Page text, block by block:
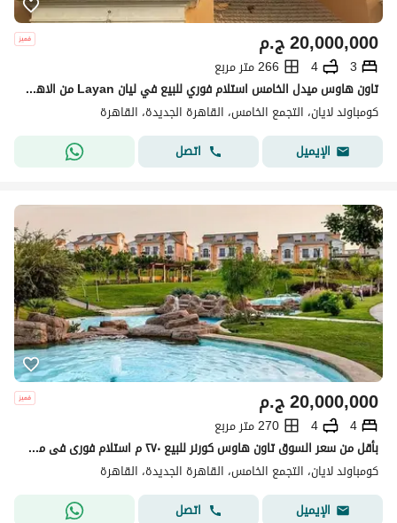
ج.م20,000,000
3
4
266 متر مربع
تاون هاوس ميدل الخامس استلام فوري للبيع في ليان Layan من الاهلي صبور تشطيب كامل موقع مميز في قلب التجمع القاهرة الجديدة
كومباوند لايان، التجمع الخامس، القاهرة الجديدة، القاهرة
الإيميل
اتصل
ج.م20,000,000
4
4
270 متر مربع
بأقل من سعر السوق تاون هاوس كورنر للبيع ٢٧٠ م استلام فورى فى موقع مميزفيو على لاند سكيب في ليان صبور، القاهرة الجديدة
كومباوند لايان، التجمع الخامس، القاهرة الجديدة، القاهرة
الإيميل
اتصل